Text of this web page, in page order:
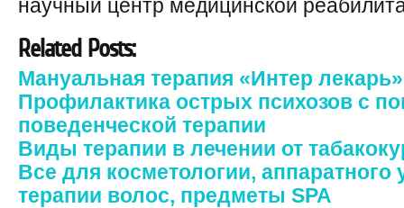
научный центр медицинской
Related Posts:
Мануальная терапия «Интер лекарь»
Профилактика острых психозов с
поведенческой терапии
Виды терапии в лечении от
Все для косметологии, аппаратного
терапии волос, предметы SPA